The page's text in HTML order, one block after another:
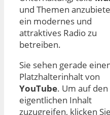
und Themen
ein modernes und
attraktives Radio zu
betreiben.
Sie sehen gerade
Platzhalterinhalt von
YouTube. Um auf den
eigentlichen Inhalt
zuzugreifen, klicken